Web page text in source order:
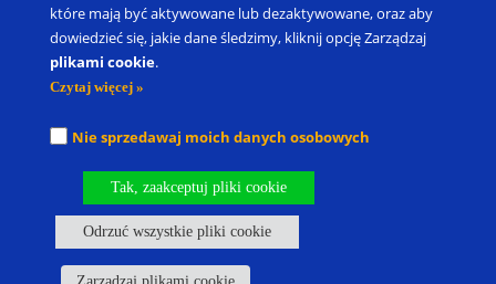
które mają być aktywowane lub dezaktywowane, oraz aby
dowiedzieć się, jakie dane śledzimy, kliknij opcję Zarządzaj
plikami cookie.
Czytaj więcej »
Nie sprzedawaj moich danych osobowych
Tak, zaakceptuj pliki cookie
Odrzuć wszystkie pliki cookie